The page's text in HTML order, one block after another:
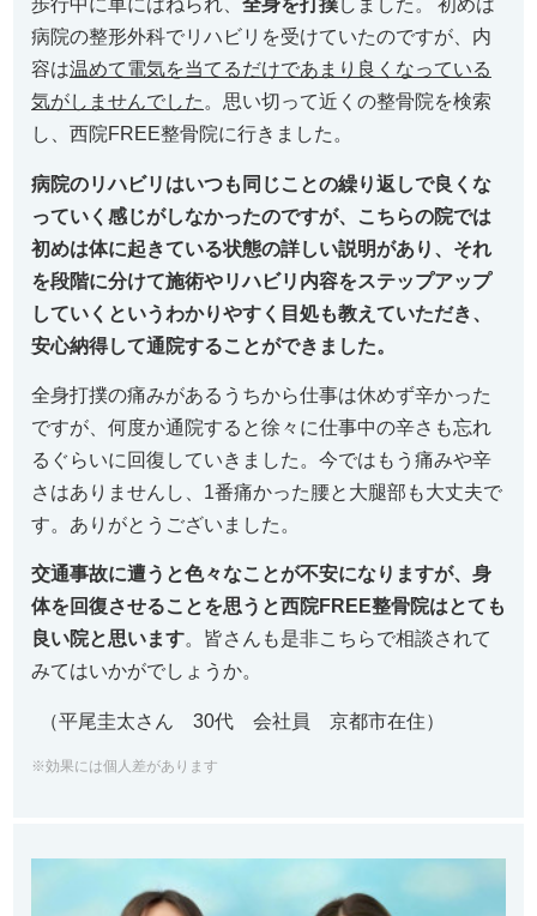
歩行中に車にはねられ、 全身を打撲しました。
初めは
病院の整形外科でリハビリを受けていたのですが、 内
容は温めて電気を当てるだけであまり良くなっている
気がしませんでした 。思い切って近くの整骨院を検索
し、 西院FREE整骨院に行きました。
病院のリハビリはいつも同じことの繰り返しで良くな
っていく感じがしなかったのですが、
こちらの院では
初めは体に起きている状態の詳しい説明があり、 それ
を段階に分けて施術やリハビリ内容をステップアップ
していく というわかりやすく目処も教えていただき、
安心納得して通院することができました。
全身打撲の痛みがあるうちから仕事は休めず辛かった
ですが、 何度か通院すると徐々に仕事中の辛さも忘れ
るぐらいに回復していきました。今ではもう痛みや辛
さはありませんし、 1番痛かった腰と大腿部も大丈夫で
す。ありがとうございました。
交通事故に遭うと色々なことが不安になりますが、 身
体を回復させることを思うと西院FREE整骨院はとても
良い院と思います。 皆さんも是非こちらで相談されて
みてはいかがでしょうか。
（平尾圭太さん 30代 会社員 京都市在住）
※効果には個人差があります